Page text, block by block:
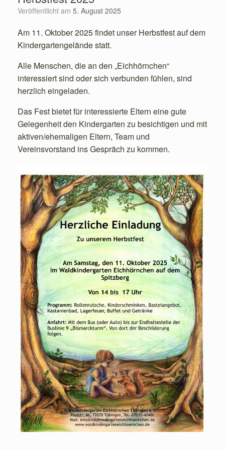
Veröffentlicht am 5. August 2025
Am 11. Oktober 2025 findet unser Herbstfest auf dem
Kindergartengelände statt.
Alle Menschen, die an den „Eichhörnchen“
interessiert sind oder sich verbunden fühlen, sind
herzlich eingeladen.
Das Fest bietet für interessierte Eltern eine gute
Gelegenheit den Kindergarten zu besichtigen und mit
aktiven/ehemaligen Eltern, Team und
Vereinsvorstand ins Gespräch zu kommen.